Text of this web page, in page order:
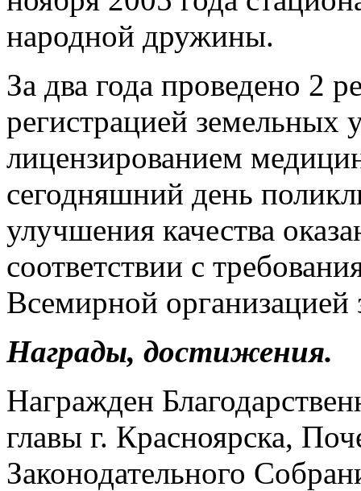
народной дружины.
За два года проведено 2
регистрацией земельных
лицензированием
сегодняшний день
улучшения качества
соответствии с
Всемирной организацией
Награды, достижения.
Награжден
главы г. Красноярска,
Законодательного